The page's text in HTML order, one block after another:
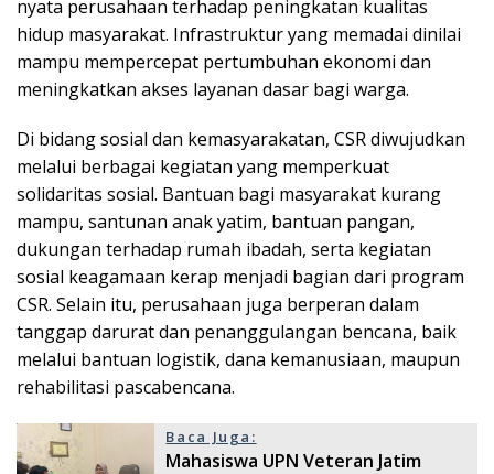
nyata perusahaan terhadap peningkatan kualitas
hidup masyarakat. Infrastruktur yang memadai dinilai
mampu mempercepat pertumbuhan ekonomi dan
meningkatkan akses layanan dasar bagi warga.
Di bidang sosial dan kemasyarakatan, CSR diwujudkan
melalui berbagai kegiatan yang memperkuat
solidaritas sosial. Bantuan bagi masyarakat kurang
mampu, santunan anak yatim, bantuan pangan,
dukungan terhadap rumah ibadah, serta kegiatan
sosial keagamaan kerap menjadi bagian dari program
CSR. Selain itu, perusahaan juga berperan dalam
tanggap darurat dan penanggulangan bencana, baik
melalui bantuan logistik, dana kemanusiaan, maupun
rehabilitasi pascabencana.
Baca Juga:
Mahasiswa UPN Veteran Jatim